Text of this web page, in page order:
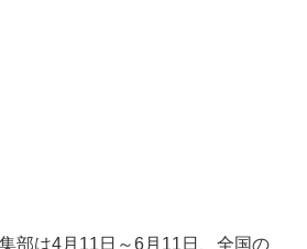
部は4月11日～6月11日、全国の